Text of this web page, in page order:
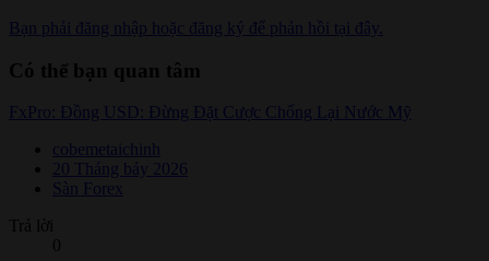
Bạn phải đăng nhập hoặc đăng ký để phản hồi tại đây.
Có thể bạn quan tâm
FxPro: Đồng USD: Đừng Đặt Cược Chống Lại Nước Mỹ
cobemetaichinh
20 Tháng bảy 2026
Sàn Forex
Trả lời
0